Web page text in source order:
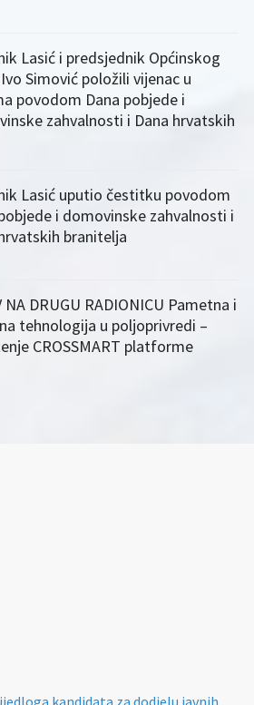
Lasić i predsjednik Općinskog
Simović položili vijenac u
povodom Dana pobjede i
zahvalnosti i Dana hrvatskih
Lasić uputio čestitku povodom
i domovinske zahvalnosti i
branitelja
NA DRUGU RADIONICU Pametna i
tehnologija u poljoprivredi –
CROSSMART platforme
kandidata za dodjelu javnih